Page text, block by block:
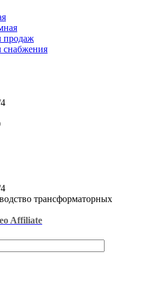
продаж
снабжения
трансформаторных
Affiliate